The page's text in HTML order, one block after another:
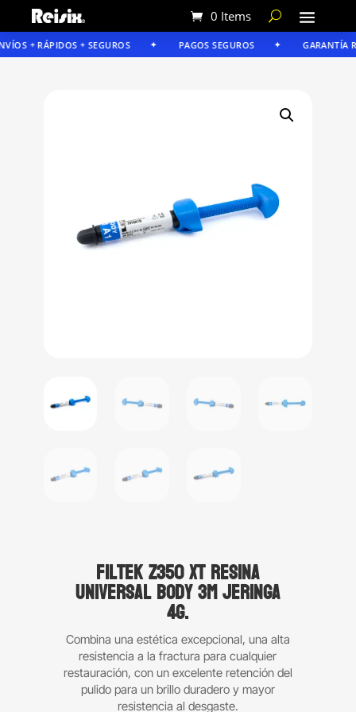
0 Items
+ RÁPIDOS + SEGUROS PAGOS SEGUROS GARANTÍA
Filtek Z350 XT Resina
universal body 3M Jeringa
4g.
Combina una estética excepcional, una alta
resistencia a la fractura para cualquier
restauración, con un excelente retención del
pulido para un brillo duradero y mayor
resistencia al desgaste.